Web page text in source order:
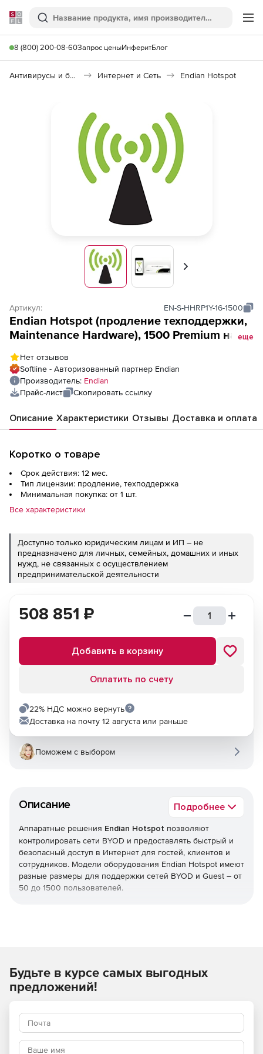
Softline
Поиск
8 (800) 200-08-60Запрос ценыИнферитБлог
Антивирусы и безопасность Интернет и Сеть Endian Hotspot
Вперед
Артикул: EN-S-HHRP1Y-16-1500
Endian Hotspot (продление техподдержки,
Maintenance Hardware), 1500 Premium на 1еще
Нет отзывов
Softline - Авторизованный партнер Endian
Производитель: Endian
Прайс-лист
Скопировать ссылку
Описание Характеристики Отзывы Доставка и оплата
Коротко о товаре
Срок действия: 12 мес.
Тип лицензии: продление, техподдержка
Минимальная покупка: от 1 шт.
Все характеристики
Доступно только юридическим лицам и ИП – не
предназначено для личных, семейных, домашних и иных
нужд, не связанных с осуществлением
предпринимательской деятельности
Описание Подробнее
Аппаратные решения Endian Hotspot позволяют
контролировать сети BYOD и предоставлять быстрый и
безопасный доступ в Интернет для гостей, клиентов и
сотрудников. Модели оборудования Endian Hotspot имеют
разные размеры для поддержки сетей BYOD и Guest – от
50 до 1500 пользователей.
использовать настройки кэша, чтобы облегчить
доступность популярных веб-сайтов или веб-сайтов,
которые имеют отношение к бизнесу.
Cyclic Tickets
С Cyclic Tickets можно перемещаться в соответствии с
критериями повторяемости. Менеджер Hotspot может
508 851 ₽
Добавить в корзину
Оплатить по счету
22% НДС можно вернуть
Доставка на почту 12 августа или раньше
Поможем с выбором
Будьте в курсе самых выгодных
предложений!